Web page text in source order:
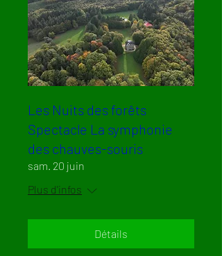
Les Nuits des forêts
Spectacle La symphonie
des chauves-souris
sam. 20 juin
Plus d'infos
Détails